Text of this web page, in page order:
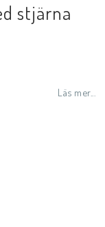
stjärna
Läs mer...